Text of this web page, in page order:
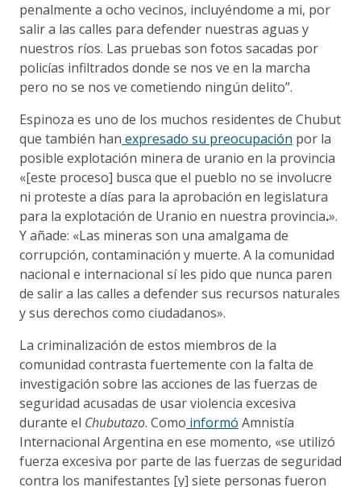
penalmente a ocho vecinos, incluyéndome a mi, por
salir a las calles para defender nuestras aguas y
nuestros ríos. Las pruebas son fotos sacadas por
policías infiltrados donde se nos ve en la marcha
pero no se nos ve cometiendo ningún delito”.
Espinoza es uno de los muchos residentes de Chubut
que también han expresado su preocupación por la
posible explotación minera de uranio en la provincia
«[este proceso] busca que el pueblo no se involucre
ni proteste a días para la aprobación en legislatura
para la explotación de Uranio en nuestra provincia.».
Y añade: «Las mineras son una amalgama de
corrupción, contaminación y muerte. A la comunidad
nacional e internacional sí les pido que nunca paren
de salir a las calles a defender sus recursos naturales
y sus derechos como ciudadanos».
La criminalización de estos miembros de la
comunidad contrasta fuertemente con la falta de
investigación sobre las acciones de las fuerzas de
seguridad acusadas de usar violencia excesiva
durante el Chubutazo. Como informó Amnistía
Internacional Argentina en ese momento, «se utilizó
fuerza excesiva por parte de las fuerzas de seguridad
contra los manifestantes [y] siete personas fueron